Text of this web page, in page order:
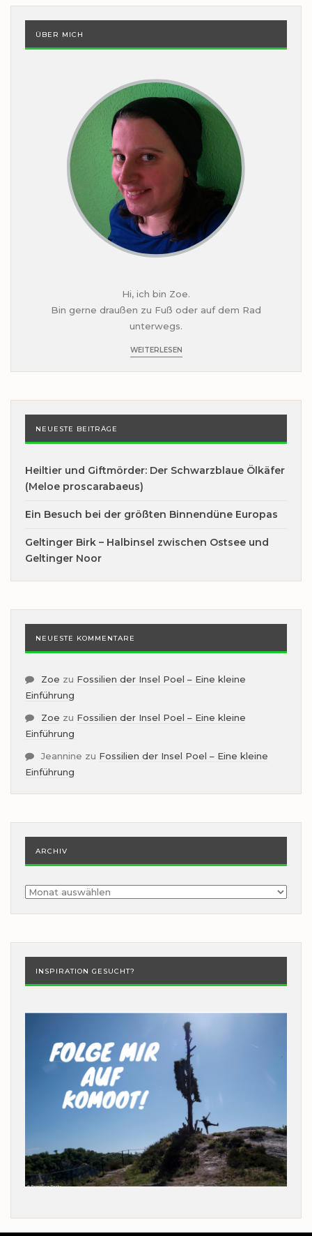
ÜBER MICH
Hi, ich bin Zoe.
Bin gerne draußen zu Fuß oder auf dem Rad
unterwegs.
WEITERLESEN
NEUESTE BEITRÄGE
Heiltier und Giftmörder: Der Schwarzblaue Ölkäfer
(Meloe proscarabaeus)
Ein Besuch bei der größten Binnendüne Europas
Geltinger Birk – Halbinsel zwischen Ostsee und
Geltinger Noor
NEUESTE KOMMENTARE
Zoe zu Fossilien der Insel Poel – Eine kleine
Einführung
Zoe zu Fossilien der Insel Poel – Eine kleine
Einführung
Jeannine zu Fossilien der Insel Poel – Eine kleine
Einführung
ARCHIV
Archiv
INSPIRATION GESUCHT?